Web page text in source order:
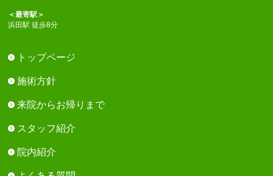
＜最寄駅＞
浜田駅 徒歩8分
トップページ
施術方針
来院からお帰りまで
スタッフ紹介
院内紹介